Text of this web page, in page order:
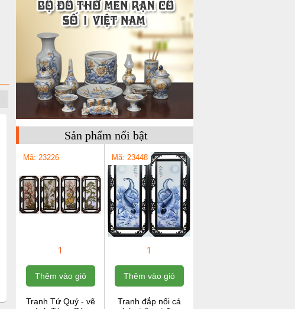
Sản phẩm nổi bật
Mã: 23226
1
Thêm vào giỏ
Tranh Tứ Quý - vẽ
Mã: 23448
1
Thêm vào giỏ
Tranh đắp nổi cá